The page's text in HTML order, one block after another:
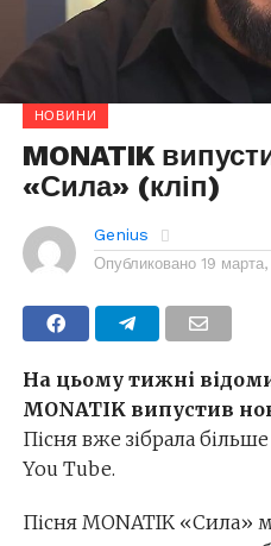
НОВИНИ
MONATIK
«Сила» (кліп)
Genius
Опубликовано 19
На цьому тижні
MONATIK випустив
Пісня вже зібрала
You Tube.
Пісня MONATIK «Сила»